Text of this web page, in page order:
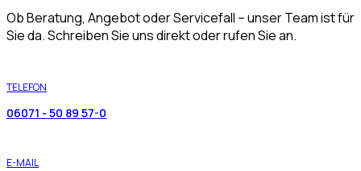
Ob Beratung, Angebot oder Servicefall – unser Team ist für
Sie da. Schreiben Sie uns direkt oder rufen Sie an.
TELEFON
06071 - 50 89 57-0
E-MAIL